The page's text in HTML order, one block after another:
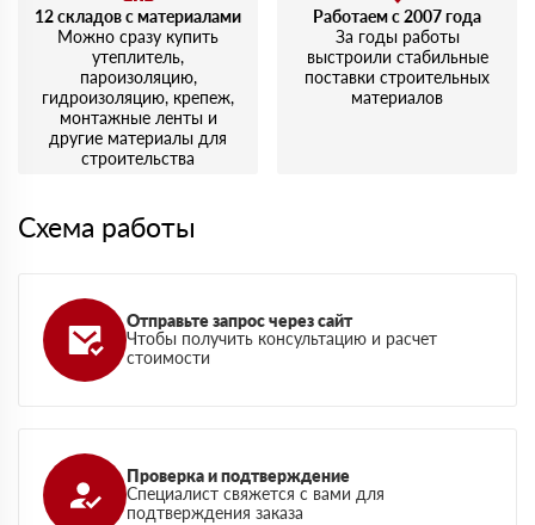
12 складов с материалами
Можно сразу купить
утеплитель,
пароизоляцию,
гидроизоляцию, крепеж,
монтажные ленты и
другие материалы для
строительства
Работаем с 2007 года
За годы работы
выстроили стабильные
поставки строительных
материалов
Схема работы
Отправьте запрос через сайт
Чтобы получить консультацию и расчет
стоимости
Проверка и подтверждение
Специалист свяжется с вами для
подтверждения заказа